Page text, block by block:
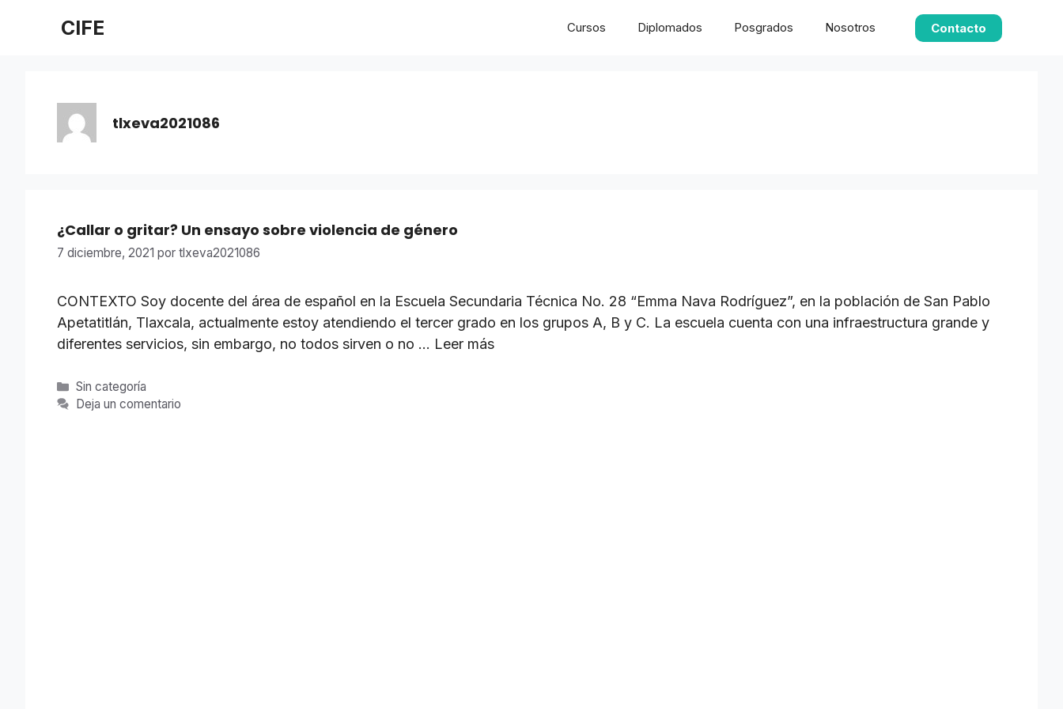
CIFE Cursos Diplomados Posgrados Nosotros Contacto
tlxeva2021086
¿Callar o gritar? Un ensayo sobre violencia de género
7 diciembre, 2021 por tlxeva2021086
CONTEXTO Soy docente del área de español en la Escuela Secundaria Técnica No. 28 “Emma Nava Rodríguez”, en la población de San Pablo
Apetatitlán, Tlaxcala, actualmente estoy atendiendo el tercer grado en los grupos A, B y C. La escuela cuenta con una infraestructura grande y
diferentes servicios, sin embargo, no todos sirven o no … Leer más
Categorías
Sin categoría
Deja un comentario